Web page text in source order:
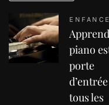
ENFANCE
piano
porte
tous les